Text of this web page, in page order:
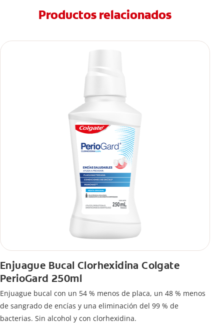
Productos relacionados
Enjuague Bucal Clorhexidina Colgate
PerioGard 250ml
Enjuague bucal con un 54 % menos de placa, un 48 % menos
de sangrado de encías y una eliminación del 99 % de
bacterias. Sin alcohol y con clorhexidina.